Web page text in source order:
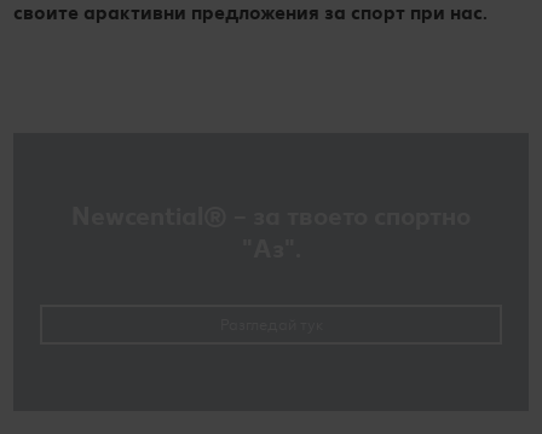
своите арактивни предложения за спорт при нас.